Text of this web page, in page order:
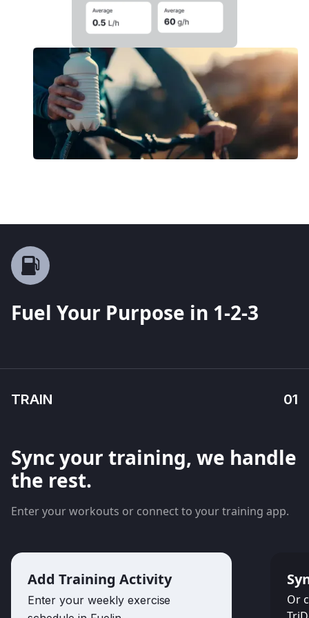
Fuel Your Purpose in 1-2-3
TRAIN 01
Sync your training, we handle
the rest.
Enter your workouts or connect to your training app.
Add Training Activity
Enter your weekly exercise
Or